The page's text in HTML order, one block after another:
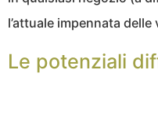
l’attuale impennata delle
Le potenziali